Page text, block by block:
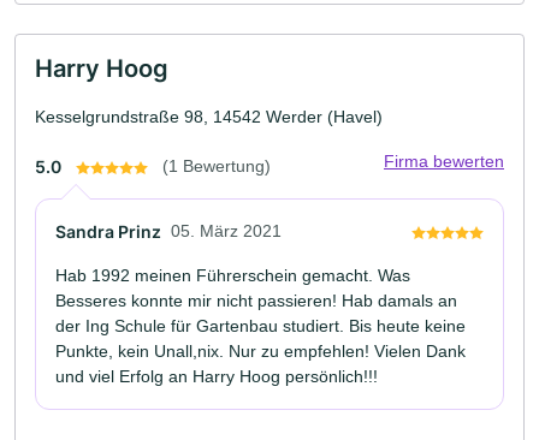
Harry Hoog
Kesselgrundstraße 98, 14542 Werder (Havel)
5.0 (1 Bewertung) Firma bewerten
Sandra Prinz 05. März 2021
Hab 1992 meinen Führerschein gemacht. Was
Besseres konnte mir nicht passieren! Hab damals an
der Ing Schule für Gartenbau studiert. Bis heute keine
Punkte, kein Unall,nix. Nur zu empfehlen! Vielen Dank
und viel Erfolg an Harry Hoog persönlich!!!